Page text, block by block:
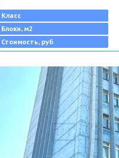
Класс
Блоки, м2
Стоимость, руб